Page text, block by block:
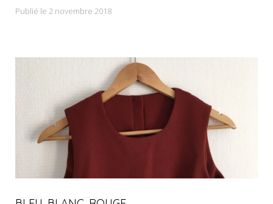
Publié le 2 novembre 2018